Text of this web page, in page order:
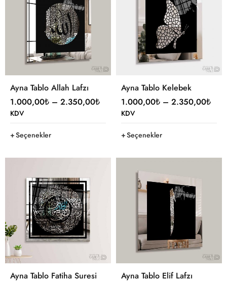
Ayna Tablo Allah Lafzı
1.000,00₺ – 2.350,00₺
KDV
Seçenekler
Ayna Tablo Kelebek
1.000,00₺ – 2.350,00₺
KDV
Seçenekler
Ayna Tablo Fatiha Suresi
Ayna Tablo Elif Lafzı